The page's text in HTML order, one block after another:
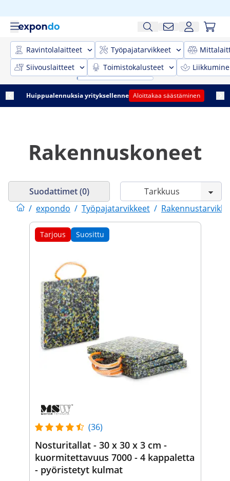
Ravintolalaitteet Työpajatarvikkeet
Siivouslaitteet
Toimistokalusteet
Huippualennuksia yrityksellenne Aloittakaa säästäminen
Rakennuskoneet
/ expondo / Työpajatarvikkeet /
Suodattimet (0)
Tarjous Suosittu
(36)
Nosturitallat - 30 x 30 x 3 cm -
kuormitettavuus 7000 - 4 kappaletta
- pyöristetyt kulmat